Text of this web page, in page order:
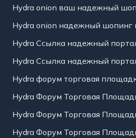
Hydra onion ваш надежный
Hydra onion надежный шопинг
Hydra Ссылка надежный
Hydra Ссылка надежный
Hydra форум торговая
Hydra Форум Торговая
Hydra Форум Торговая
Hydra Форум Торговая